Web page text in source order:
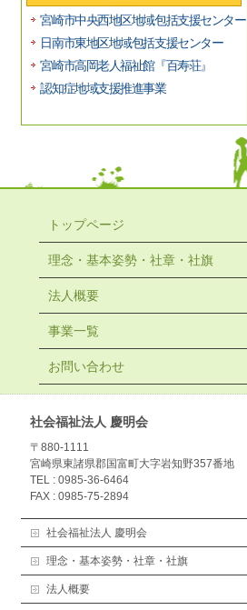
宮崎市中央西地区地域包括支援センター
日南市東地区地域包括支援センター
宮崎市高岡老人福祉館『百寿荘』
認知症地域支援推進事業
トップページ
理念・基本姿勢・社章・社旗
法人概要
事業一覧
お問い合わせ
社会福祉法人 慶明会
〒880-1111
宮崎県東諸県郡国富町大字岩知野357番地
TEL : 0985-36-6464
FAX : 0985-75-2894
社会福祉法人 慶明会
理念・基本姿勢・社章・社旗
法人概要